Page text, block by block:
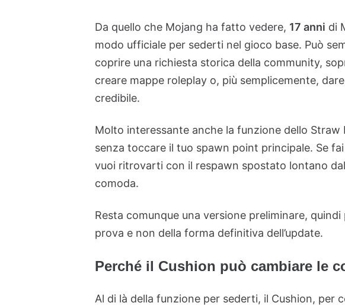
Da quello che Mojang ha fatto vedere, 17 anni di
modo ufficiale per sederti nel gioco base. Può
coprire una richiesta storica della community,
creare mappe roleplay o, più semplicemente,
credibile.
Molto interessante anche la funzione dello
senza toccare il tuo spawn point principale. Se
vuoi ritrovarti con il respawn spostato lontano
comoda.
Resta comunque una versione preliminare,
prova e non della forma definitiva dell’update.
Perché il Cushion può cambiare le
Al di là della funzione per sederti, il Cushion, per